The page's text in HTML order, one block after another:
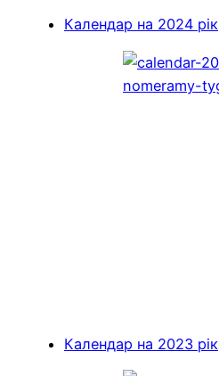
Календар на 2024 рік
Календар на 2023 рік